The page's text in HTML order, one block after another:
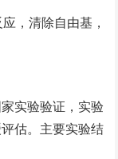
，清除自由基，
实验验证，实验
估。主要实验结